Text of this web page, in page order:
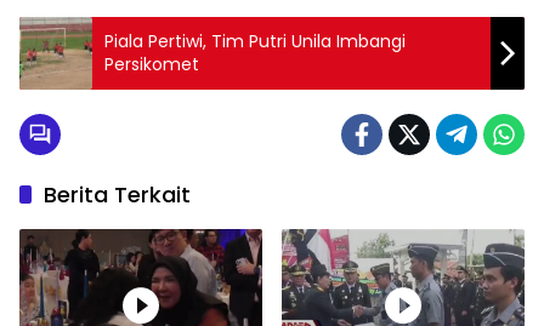
Piala Pertiwi, Tim Putri Unila Imbangi
Persikomet
Berita Terkait